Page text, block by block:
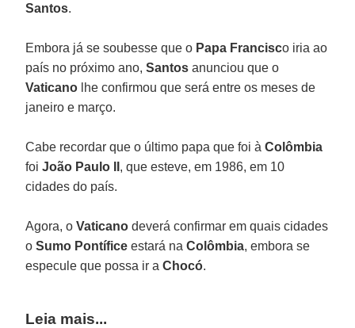
Santos.
Embora já se soubesse que o Papa Francisco iria ao
país no próximo ano,Santos anunciou que o
Vaticano lhe confirmou que será entre os meses de
janeiro e março.
Cabe recordar que o último papa que foi àColômbia
foiJoão Paulo II , que esteve, em 1986, em 10
cidades do país.
Agora, oVaticano deverá confirmar em quais cidades
oSumo Pontífice estará naColômbia, embora se
especule que possa ir aChocó.
Leia mais...